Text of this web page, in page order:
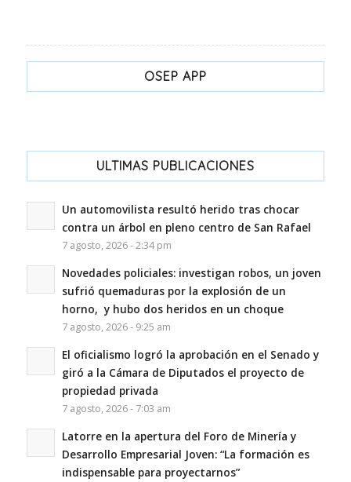
OSEP APP
ULTIMAS PUBLICACIONES
Un automovilista resultó herido tras chocar
contra un árbol en pleno centro de San Rafael
7 agosto, 2026 - 2:34 pm
Novedades policiales: investigan robos, un joven
sufrió quemaduras por la explosión de un
horno, y hubo dos heridos en un choque
7 agosto, 2026 - 9:25 am
El oficialismo logró la aprobación en el Senado y
giró a la Cámara de Diputados el proyecto de
propiedad privada
7 agosto, 2026 - 7:03 am
Latorre en la apertura del Foro de Minería y
Desarrollo Empresarial Joven: “La formación es
indispensable para proyectarnos”